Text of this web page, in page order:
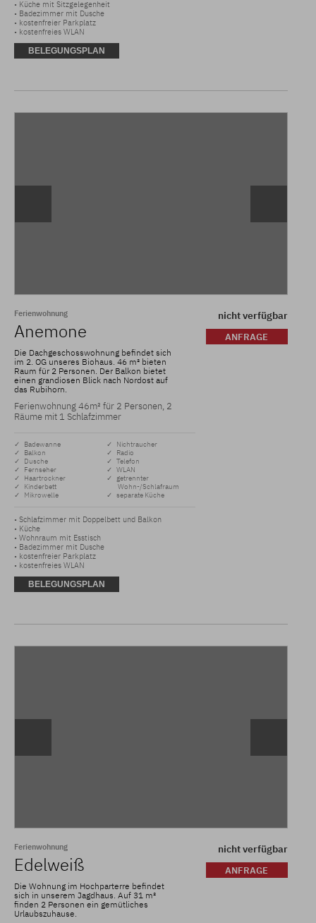
• Küche mit Sitzgelegenheit
• Badezimmer mit Dusche
• kostenfreier Parkplatz
• kostenfreies WLAN
BELEGUNGSPLAN
Ferienwohnung
Anemone
Die Dachgeschosswohnung befindet sich
im 2. OG unseres Biohaus. 46 m² bieten
Raum für 2 Personen. Der Balkon bietet
einen grandiosen Blick nach Nordost auf
das Rubihorn.
Ferienwohnung 46m² für 2 Personen, 2
Räume mit 1 Schlafzimmer
✓ Badewanne
✓ Balkon
✓ Dusche
✓ Fernseher
✓ Haartrockner
✓ Kinderbett
✓ Mikrowelle
✓ Nichtraucher
✓ Radio
✓ Telefon
✓ WLAN
✓ getrennter
Wohn-/Schlafraum
✓ separate Küche
• Schlafzimmer mit Doppelbett und Balkon
• Küche
• Wohnraum mit Esstisch
• Badezimmer mit Dusche
• kostenfreier Parkplatz
• kostenfreies WLAN
nicht verfügbar
ANFRAGE
BELEGUNGSPLAN
Ferienwohnung
Edelweiß
Die Wohnung im Hochparterre befindet
sich in unserem Jagdhaus. Auf 31 m²
finden 2 Personen ein gemütliches
Urlaubszuhause.
nicht verfügbar
ANFRAGE